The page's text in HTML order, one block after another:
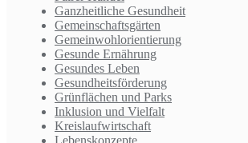
Ganzheitliche Gesundheit
Gemeinschaftsgärten
Gemeinwohlorientierung
Gesunde Ernährung
Gesundes Leben
Gesundheitsförderung
Grünflächen und Parks
Inklusion und Vielfalt
Kreislaufwirtschaft